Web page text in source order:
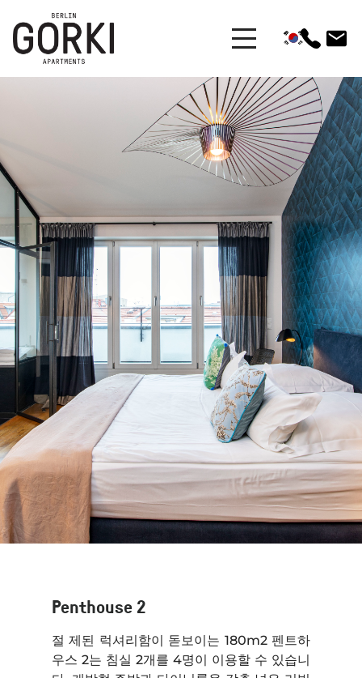
Penthouse 2
절 제된 럭셔리함이 돋보이는 180m2 펜트하
우스 2는 침실 2개를 4명이 이용할 수 있습니